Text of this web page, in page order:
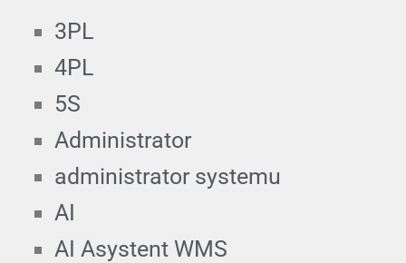
3PL
4PL
5S
Administrator
administrator systemu
AI
AI Asystent WMS